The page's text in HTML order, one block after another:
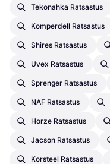
Tekonahka Ratsastus
Komperdell Ratsastus
Shires Ratsastus
Uvex Ratsastus
Sprenger Ratsastus
NAF Ratsastus
Horze Ratsastus
Jacson Ratsastus
Korsteel Ratsastus